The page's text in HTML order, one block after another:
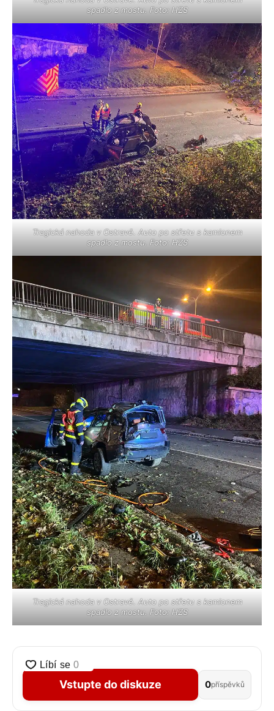
spadlo z mostu. Foto: HZS
Tragická nahoda v Ostravě. Auto po střetu s kamionem
spadlo z mostu. Foto: HZS
Tragická nahoda v Ostravě. Auto po střetu s kamionem
spadlo z mostu. Foto: HZS
Vstupte do diskuze 0příspěvků